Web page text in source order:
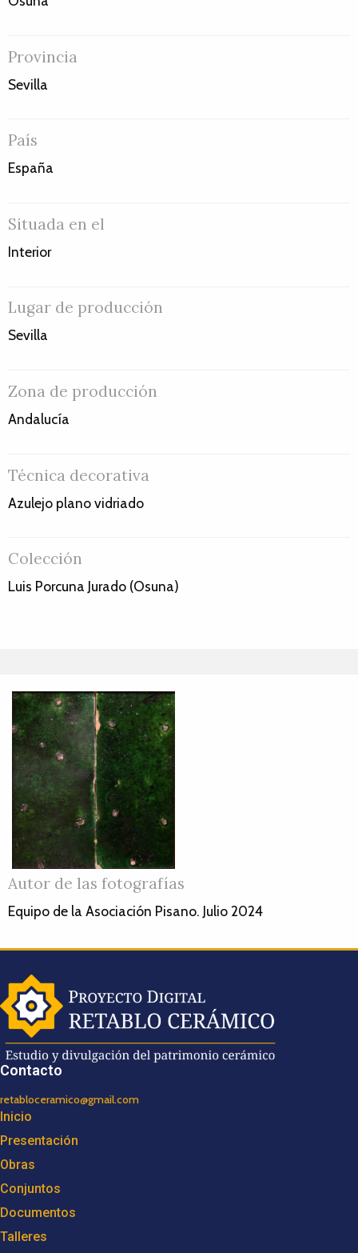
Provincia
Sevilla
País
España
Situada en el
Interior
Lugar de producción
Sevilla
Zona de producción
Andalucía
Técnica decorativa
Azulejo plano vidriado
Colección
Luis Porcuna Jurado (Osuna)
Autor de las fotografías
Equipo de la Asociación Pisano. Julio 2024
Contacto
retabloceramico@gmail.com
Inicio
Presentación
Obras
Conjuntos
Documentos
Talleres